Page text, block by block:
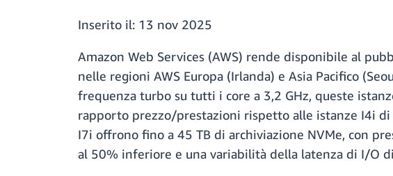
Inserito il: 13 nov 2025
Amazon Web Services (AWS) rende disponibile al
nelle regioni AWS Europa (Irlanda) e Asia Pacifico
frequenza turbo su tutti i core a 3,2 GHz, queste
rapporto prezzo/prestazioni rispetto alle istanze I4i di
I7i offrono fino a 45 TB di archiviazione NVMe, con
al 50% inferiore e una variabilità della latenza di I/O